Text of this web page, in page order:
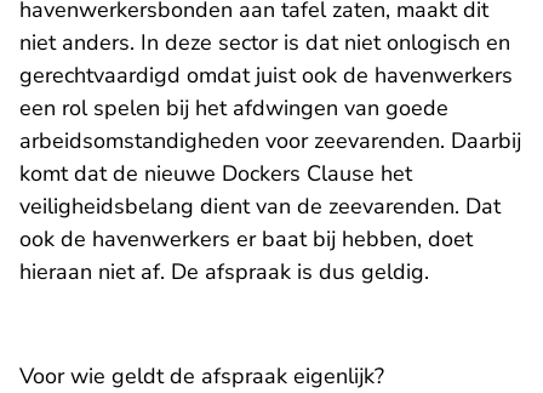
havenwerkersbonden aan tafel zaten, maakt dit
niet anders. In deze sector is dat niet onlogisch en
gerechtvaardigd omdat juist ook de havenwerkers
een rol spelen bij het afdwingen van goede
arbeidsomstandigheden voor zeevarenden. Daarbij
komt dat de nieuwe Dockers Clause het
veiligheidsbelang dient van de zeevarenden. Dat
ook de havenwerkers er baat bij hebben, doet
hieraan niet af. De afspraak is dus geldig.
Voor wie geldt de afspraak eigenlijk?